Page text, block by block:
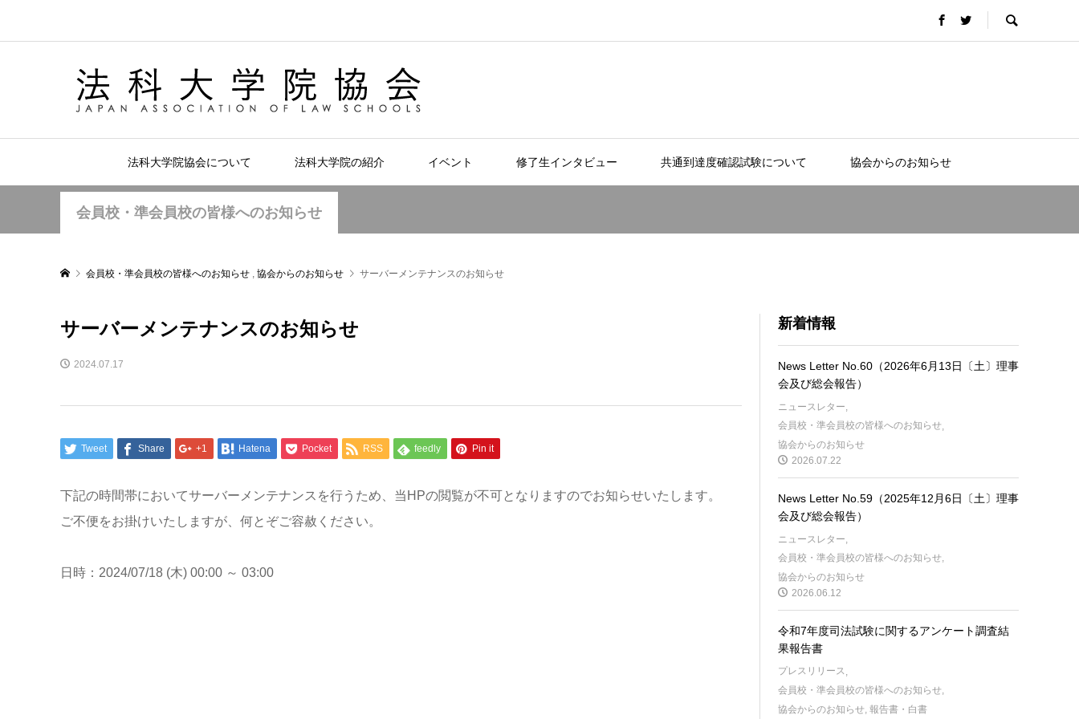
法科大学院協会について 法科大学院の紹介 イベント 修了生インタビュー 共通到達度確認試験について 協会からのお知らせ
会員校・準会員校の皆様へのお知らせ
会員校・準会員校の皆様へのお知らせ , 協会からのお知らせ サーバーメンテナンスのお知らせ
サーバーメンテナンスのお知らせ
2024.07.17
Tweet Share +1 Hatena Pocket RSS feedly Pin it
下記の時間帯においてサーバーメンテナンスを行うため、当HPの閲覧が不可となりますのでお知らせいたします。
ご不便をお掛けいたしますが、何とぞご容赦ください。
日時：2024/07/18 (木) 00:00 ～ 03:00
新着情報
News Letter No.60（2026年6月13日〔土〕理事
会及び総会報告）
ニュースレター
会員校・準会員校の皆様へのお知らせ
協会からのお知らせ
2026.07.22
News Letter No.59（2025年12月6日〔土〕理事
会及び総会報告）
ニュースレター
会員校・準会員校の皆様へのお知らせ,
協会からのお知らせ
2026.06.12
令和7年度司法試験に関するアンケート調査結
果報告書
プレスリリース
会員校・準会員校の皆様へのお知らせ,
協会からのお知らせ ,報告書・白書